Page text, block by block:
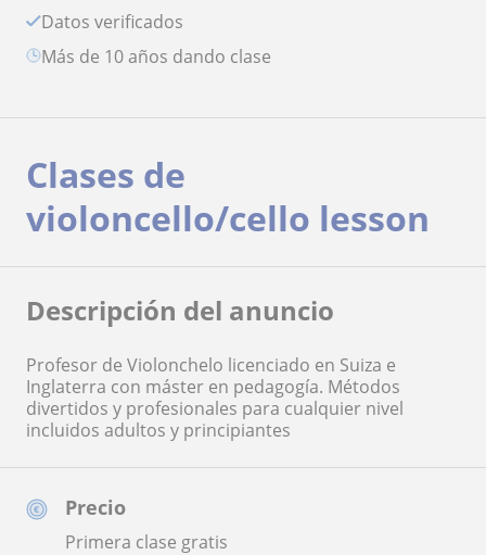
Datos verificados
más de 10 años dando clase
Precio
Primera clase gratis
Clases de
violoncello/cello lesson
Descripción del anuncio
Profesor de Violonchelo licenciado en Suiza e
Inglaterra con máster en pedagogía. Métodos
divertidos y profesionales para cualquier nivel
incluidos adultos y principiantes